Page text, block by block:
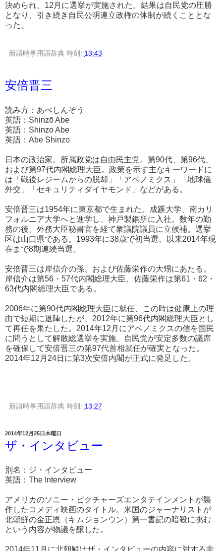
決められ、12月に選挙が実施された。結果は自民党の圧勝
となり、引き続き自民公明連立政権の体制が続くこととな
った。
新語時事用語辞典 時刻: 13:43
安倍晋三
読み方：あべしんぞう
英語：Shinzō Abe
英語：Shinzo Abe
英語：Abe Shinzo
日本の政治家。所属政党は自由民主党。第90代、第96代、
および第97代内閣総理大臣。政策を示す主なキーワードに
は「戦後レジームからの脱却」「アベノミクス」「地球儀
外交」「セキュリティダイヤモンド」などがある。
安倍晋三は1954年に東京都で生まれた。成蹊大学、南カリ
フォルニア大学へと進学し、神戸製鋼所に入社。数年の勤
務の後、外務大臣秘書官を経て衆議院議員に立候補。選挙
区は山口県である。1993年に38歳で初当選、以来2014年現
在まで8期連続当選。
安倍晋三は岸信介の孫、および佐藤栄作の大甥にあたる。
岸信介は第56・57代内閣総理大臣、佐藤栄作は第61・62・
63代内閣総理大臣である。
2006年に第90代内閣総理大臣に就任、この時は健康上の理
由で短期に退陣したが、2012年に第96代内閣総理大臣とし
て再任を果たした。2014年12月にアベノミクスの信を国民
に問うとして解散総選挙を実施、自民党が安定多数の議席
を確保して安倍晋三の第97代首相就任が確実となった。
2014年12月24日に第3次安倍内閣が正式に発足した。
新語時事用語辞典 時刻: 13:27
2014年12月25日木曜日
ザ・インタビュー
別名：ジ・インタビュー
英語：The Interview
アメリカのソニー・ピクチャーズエンタテインメントが製
作したコメディ映画のタイトル。米国のジャーナリストが
北朝鮮の金正恩（キムジョンウン）第一書記の暗殺に挑む
という内容が物議を醸した。